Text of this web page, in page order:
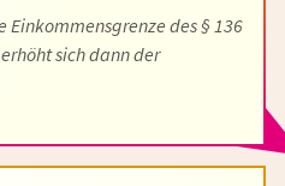
Einkommensgrenze des § 136
sich dann der